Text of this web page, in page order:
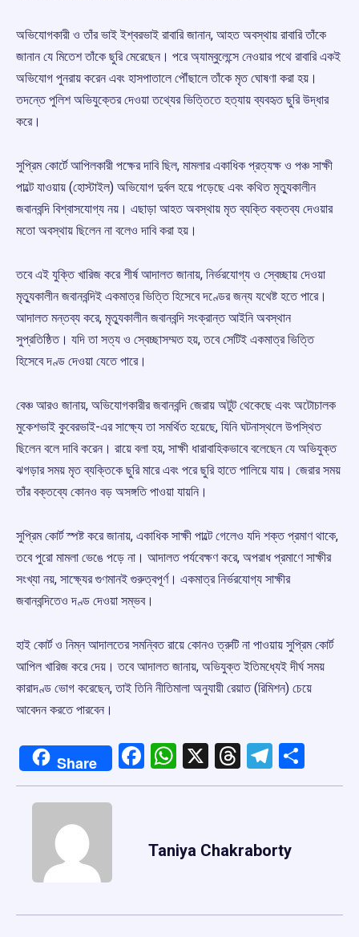
অভিযোগকারী ও তাঁর ভাই ইশ্বরভাই রাবারি জানান, আহত অবস্থায় রাবারি তাঁকে
জানান যে মিতেশ তাঁকে ছুরি মেরেছেন। পরে অ্যাম্বুলেন্সে নেওয়ার পথে রাবারি একই
অভিযোগ পুনরায় করেন এবং হাসপাতালে পৌঁছালে তাঁকে মৃত ঘোষণা করা হয়।
তদন্তে পুলিশ অভিযুক্তের দেওয়া তথ্যের ভিত্তিতে হত্যায় ব্যবহৃত ছুরি উদ্ধার
করে।
সুপ্রিম কোর্টে আপিলকারী পক্ষের দাবি ছিল, মামলার একাধিক প্রত্যক্ষ ও পঞ্চ সাক্ষী
পাল্টে যাওয়ায় (হোস্টাইল) অভিযোগ দুর্বল হয়ে পড়েছে এবং কথিত মৃত্যুকালীন
জবানবন্দি বিশ্বাসযোগ্য নয়। এছাড়া আহত অবস্থায় মৃত ব্যক্তি বক্তব্য দেওয়ার
মতো অবস্থায় ছিলেন না বলেও দাবি করা হয়।
তবে এই যুক্তি খারিজ করে শীর্ষ আদালত জানায়, নির্ভরযোগ্য ও স্বেচ্ছায় দেওয়া
মৃত্যুকালীন জবানবন্দিই একমাত্র ভিত্তি হিসেবে দণ্ডের জন্য যথেষ্ট হতে পারে।
আদালত মন্তব্য করে, মৃত্যুকালীন জবানবন্দি সংক্রান্ত আইনি অবস্থান
সুপ্রতিষ্ঠিত। যদি তা সত্য ও স্বেচ্ছাসম্মত হয়, তবে সেটিই একমাত্র ভিত্তি
হিসেবে দণ্ড দেওয়া যেতে পারে।
বেঞ্চ আরও জানায়, অভিযোগকারীর জবানবন্দি জেরায় অটুট থেকেছে এবং অটোচালক
মুকেশভাই কুবেরভাই-এর সাক্ষ্যে তা সমর্থিত হয়েছে, যিনি ঘটনাস্থলে উপস্থিত
ছিলেন বলে দাবি করেন। রায়ে বলা হয়, সাক্ষী ধারাবাহিকভাবে বলেছেন যে অভিযুক্ত
ঝগড়ার সময় মৃত ব্যক্তিকে ছুরি মারে এবং পরে ছুরি হাতে পালিয়ে যায়। জেরার সময়
তাঁর বক্তব্যে কোনও বড় অসঙ্গতি পাওয়া যায়নি।
সুপ্রিম কোর্ট স্পষ্ট করে জানায়, একাধিক সাক্ষী পাল্টে গেলেও যদি শক্ত প্রমাণ থাকে,
তবে পুরো মামলা ভেঙে পড়ে না। আদালত পর্যবেক্ষণ করে, অপরাধ প্রমাণে সাক্ষীর
সংখ্যা নয়, সাক্ষ্যের গুণমানই গুরুত্বপূর্ণ। একমাত্র নির্ভরযোগ্য সাক্ষীর
জবানবন্দিতেও দণ্ড দেওয়া সম্ভব।
হাই কোর্ট ও নিম্ন আদালতের সমন্বিত রায়ে কোনও ত্রুটি না পাওয়ায় সুপ্রিম কোর্ট
আপিল খারিজ করে দেয়। তবে আদালত জানায়, অভিযুক্ত ইতিমধ্যেই দীর্ঘ সময়
কারাদণ্ড ভোগ করেছেন, তাই তিনি নীতিমালা অনুযায়ী রেয়াত (রিমিশন) চেয়ে
আবেদন করতে পারবেন।
Share Facebook
WhatsApp
X Threads
Taniya Chakraborty